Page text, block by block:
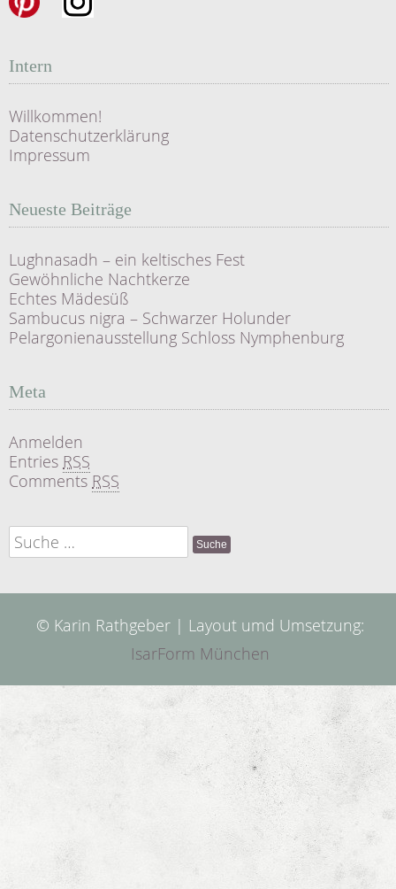
Intern
Willkommen!
Datenschutzerklärung
Impressum
Neueste Beiträge
Lughnasadh – ein keltisches Fest
Gewöhnliche Nachtkerze
Echtes Mädesüß
Sambucus nigra – Schwarzer Holunder
Pelargonienausstellung Schloss Nymphenburg
Meta
Anmelden
Entries RSS
Comments RSS
Suche
nach:
© Karin Rathgeber | Layout umd Umsetzung:
IsarForm München